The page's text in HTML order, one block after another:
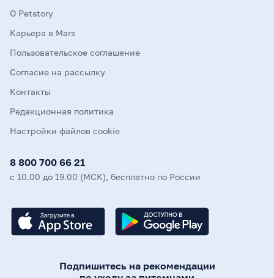
О Petstory
Карьера в Mars
Пользовательское соглашение
Согласие на рассылку
Контакты
Редакционная политика
Настройки файлов cookie
8 800 700 66 21
с 10.00 до 19.00 (МСК), бесплатно по России
Подпишитесь на рекомендации